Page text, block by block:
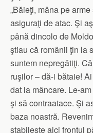
„Băieţi, mâna pe
asiguraţi de atac. Şi
până dincolo de
ştiau că românii ţin la
suntem nepregătiţi.
ruşilor – dă-i bătaie!
dat la mâncare. Le-
şi să contraatace. Şi
baza noastră.
stabileşte aici frontul